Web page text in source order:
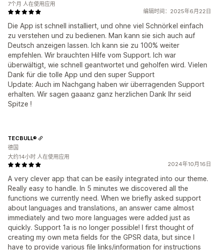
编辑时间：2025年6月22日
Die App ist schnell installiert, und ohne viel Schnörkel einfach
zu verstehen und zu bedienen. Man kann sie sich auch auf
Deutsch anzeigen lassen. Ich kann sie zu 100% weiter
empfehlen. Wir brauchten Hilfe vom Support. Ich war
überwältigt, wie schnell geantwortet und geholfen wird. Vielen
Dank für die tolle App und den super Support
Update: Auch im Nachgang haben wir überragenden Support
erhalten. Wir sagen gaaanz ganz herzlichen Dank Ihr seid
Spitze !
7个月 人在使用应用
2024年10月16日
A very clever app that can be easily integrated into our theme.
Really easy to handle. In 5 minutes we discovered all the
functions we currently need. When we briefly asked support
about languages ​​and translations, an answer came almost
immediately and two more languages ​​were added just as
quickly. Support 1a is no longer possible! I first thought of
creating my own meta fields for the GPSR data, but since I
have to provide various file links/information for instructions
TECBULL®
德国
大约14小时 人在使用应用